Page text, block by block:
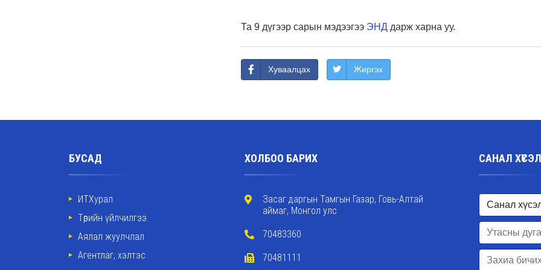
Та 9 дүгээр сарын мэдээгээ ЭНД дарж харна уу.
Хуваалцах Жиргэх
БУСАД
ИТХурал
Төрийн үйлчилгээ
Аялал жуулчлал
Агентлаг, хэлтэс
ХОЛБОО БАРИХ
Засаг даргын Тамгын Газар, Говь-Алтай
аймаг, Монгол улс
70483360
70481111
САНАЛ